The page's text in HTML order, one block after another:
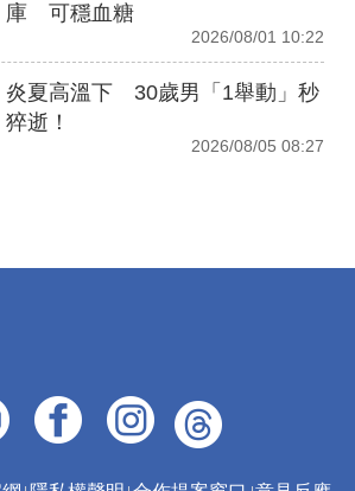
庫 可穩血糖
2026/08/01 10:22
炎夏高溫下 30歲男「1舉動」秒
猝逝！
2026/08/05 08:27